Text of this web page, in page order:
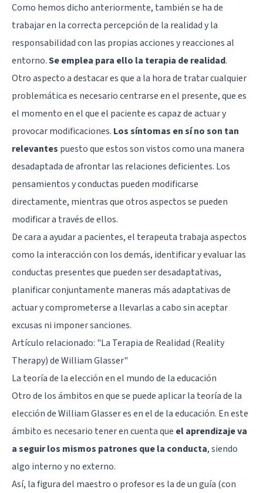
Como hemos dicho anteriormente, también se ha de
trabajar en la correcta percepción de la realidad y la
responsabilidad con las propias acciones y reacciones al
entorno.Se emplea para ello la terapia de realidad.
Otro aspecto a destacar es que a la hora de tratar cualquier
problemática es necesario centrarse en el presente, que es
el momento en el que el paciente es capaz de actuar y
provocar modificaciones. Los síntomas en sí no son tan
relevantes puesto que estos son vistos como una manera
desadaptada de afrontar las relaciones deficientes. Los
pensamientos y conductas pueden modificarse
directamente, mientras que otros aspectos se pueden
modificar a través de ellos.
De cara a ayudar a pacientes, el terapeuta trabaja aspectos
como la interacción con los demás, identificar y evaluar las
conductas presentes que pueden ser desadaptativas,
planificar conjuntamente maneras más adaptativas de
actuar y comprometerse a llevarlas a cabo sin aceptar
excusas ni imponer sanciones.
Artículo relacionado: "La Terapia de Realidad (Reality
Therapy) de William Glasser"
La teoría de la elección en el mundo de la educación
Otro de los ámbitos en que se puede aplicar la teoría de la
elección de William Glasser es en el de la educación. En este
ámbito es necesario tener en cuenta que el aprendizaje va
a seguir los mismos patrones que la conducta, siendo
algo interno y no externo.
Así, la figura del maestro o profesor es la de un guía (con